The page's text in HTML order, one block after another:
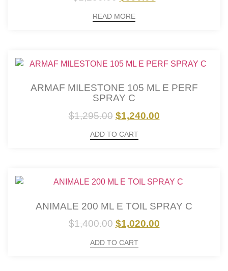
READ MORE
ARMAF MILESTONE 105 ML E PERF
SPRAY C
$1,295.00 $1,240.00
ADD TO CART
ANIMALE 200 ML E TOIL SPRAY C
$1,400.00 $1,020.00
ADD TO CART